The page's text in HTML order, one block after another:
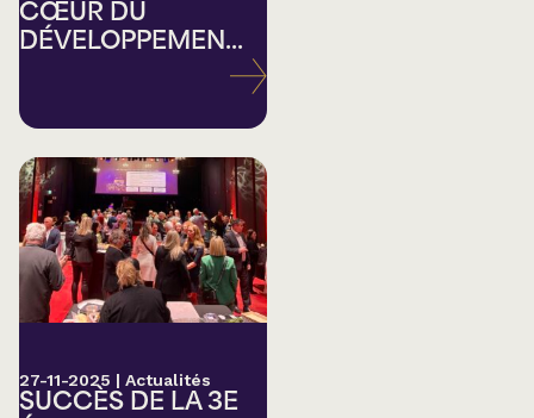
CŒUR DU
DÉVELOPPEMEN...
27-11-2025 | Actualités
SUCCÈS DE LA 3E